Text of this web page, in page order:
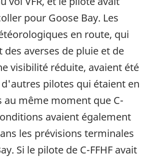
pour Goose Bay. Les
en route, qui
averses de pluie et de
visibilité réduite, avaient été
pilotes qui étaient en
au même moment que C-
avaient également
les prévisions terminales
Si le pilote de C-FFHF avait